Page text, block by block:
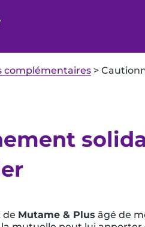
complémentaires >
de Mutame & Plus âgé de